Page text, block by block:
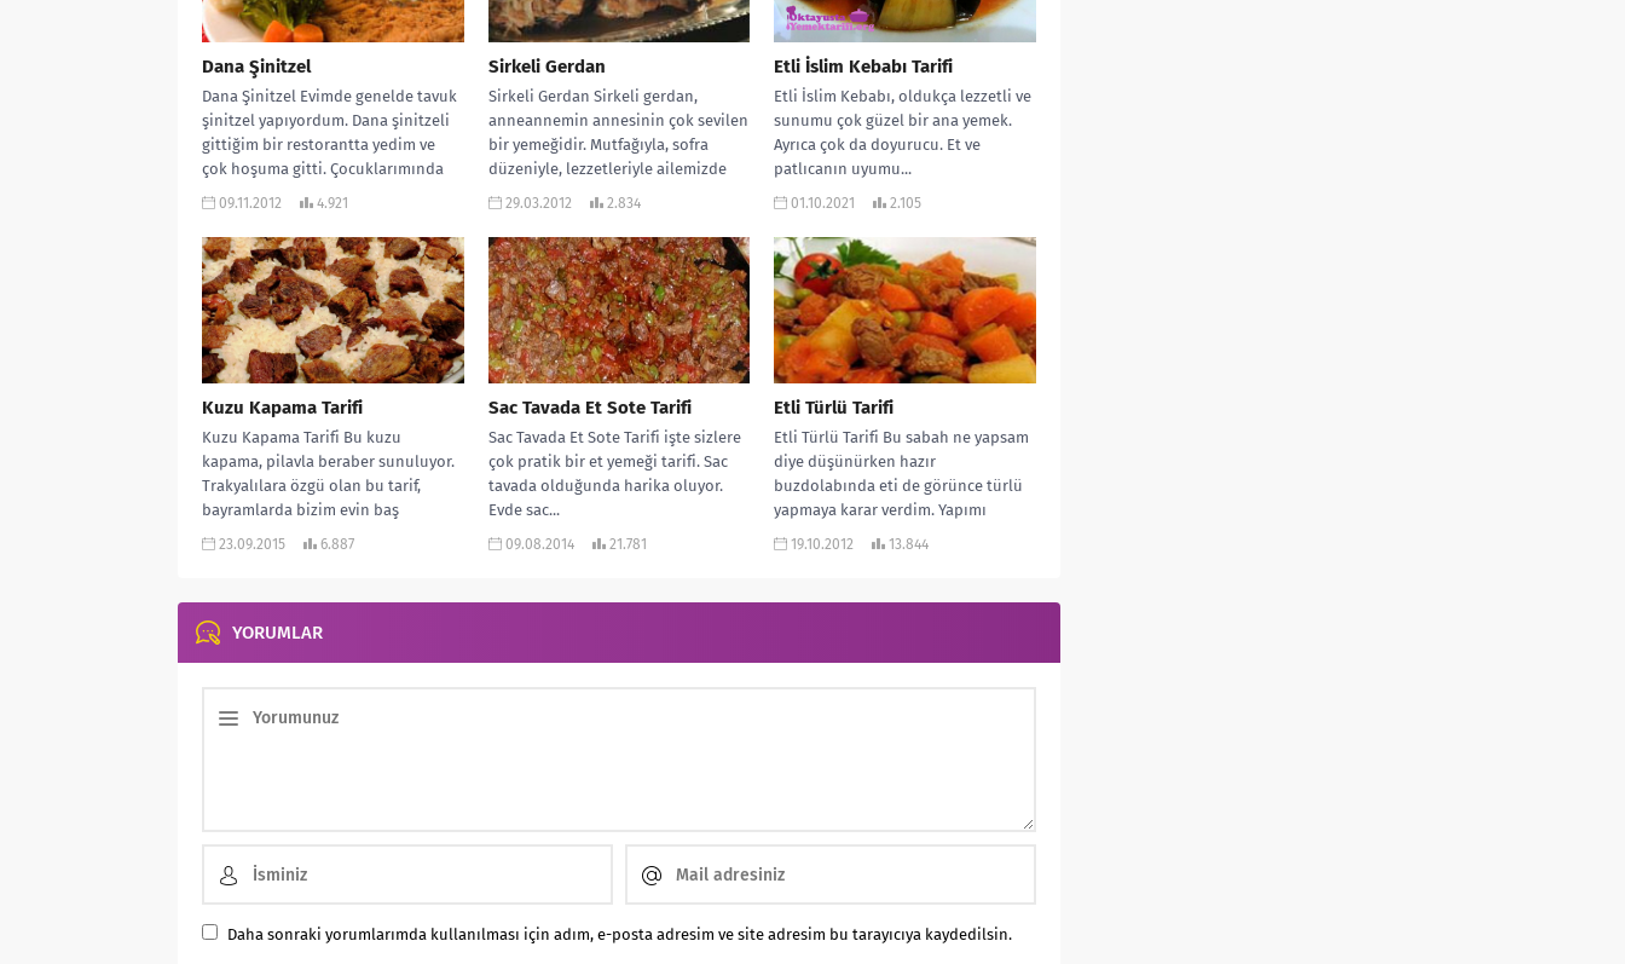
Dana Şinitzel
Dana Şinitzel Evimde genelde tavuk
şinitzel yapıyordum. Dana şinitzeli
gittiğim bir restorantta yedim ve
çok hoşuma gitti. Çocuklarımında
seveceğini umarak...
09.11.2012 4.921
Sirkeli Gerdan
Sirkeli Gerdan Sirkeli gerdan,
anneannemin annesinin çok sevilen
bir yemeğidir. Mutfağıyla, sofra
düzeniyle, lezzetleriyle ailemizde
çok meşhur olan büyük
29.03.2012 2.834
Etli İslim Kebabı Tarifi
Etli İslim Kebabı, oldukça lezzetli ve
sunumu çok güzel bir ana yemek.
Ayrıca çok da doyurucu. Et ve
patlıcanın uyumu...
01.10.2021 2.105
Kuzu Kapama Tarifi
Kuzu Kapama Tarifi Bu kuzu
kapama, pilavla beraber sunuluyor.
Trakyalılara özgü olan bu tarif,
bayramlarda bizim evin baş
yemeğidir. Gelen...
23.09.2015 6.887
Sac Tavada Et Sote Tarifi
Sac Tavada Et Sote Tarifi işte sizlere
çok pratik bir et yemeği tarifi. Sac
tavada olduğunda harika oluyor.
Evde sac...
09.08.2014 21.781
Etli Türlü Tarifi
Etli Türlü Tarifi Bu sabah ne yapsam
diye düşünürken hazır
buzdolabında eti de görünce türlü
yapmaya karar verdim. Yapımı
sebzeleri...
19.10.2012 13.844
YORUMLAR
Daha sonraki yorumlarımda kullanılması için adım, e-posta adresim ve site adresim bu tarayıcıya kaydedilsin.